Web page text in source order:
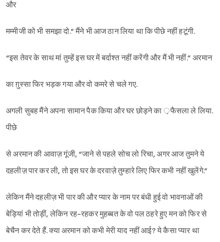
और
मम्मीजी को भी समझा दो.” मैंने भी आज ठान लिया था कि पीछे नहीं हटूंगी.
“इस तेवर के साथ मां तुम्हें इस घर में बर्दाश्त नहीं करेंगी और मैं भी नहीं.” अरमान
का ग़ुस्सा फिर भड़क गया और वो कमरे से चले गए.
अगली सुबह मैंने अपना सामान पैक किया और घर छोड़ने का ़फैसला ले लिया.
पीछे
से अरमान की आवाज़ गूंजी, “जाने से पहले सोच लो रिचा, अगर आज तुमने ये
दहलीज़ पार कर ली, तो इस घर के दरवाज़े तुम्हारे लिए फिर कभी नहीं खुलेंगे.”
लेकिन मैंने दहलीज़ भी पार की और प्यार के नाम पर बंधी हुई वो भावनाओं की
बेड़ियां भी तोड़ीं, लेकिन रह-रहकर मुहब्बत के वो पल ठहरे हुए मन को फिर से
बेचैन कर देते हैं. क्या अरमान को कभी मेरी याद नहीं आई? ये कैसा प्यार था